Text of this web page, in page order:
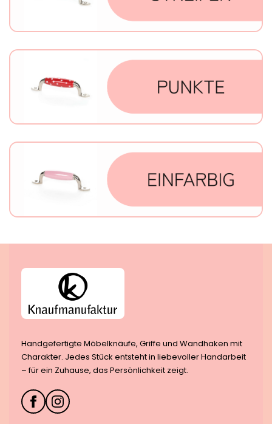
Handgefertigte Möbelknäufe, Griffe und Wandhaken mit
Charakter. Jedes Stück entsteht in liebevoller Handarbeit
– für ein Zuhause, das Persönlichkeit zeigt.